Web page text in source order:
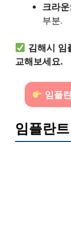
크라운
부분.
김해시 임
교해보세요.
임플
임플란